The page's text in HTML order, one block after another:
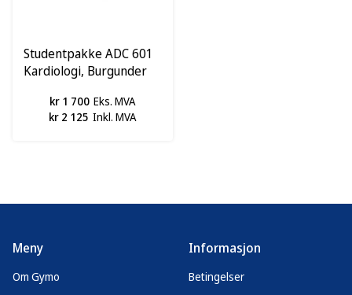
Studentpakke ADC 601
Kardiologi, Burgunder
kr 1 700 Eks. MVA
kr 2 125 Inkl. MVA
Meny
Om Gymo
Informasjon
Betingelser